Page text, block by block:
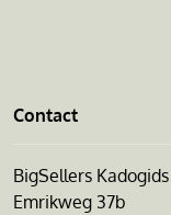
Contact
BigSellers Kadogids
Emrikweg 37b